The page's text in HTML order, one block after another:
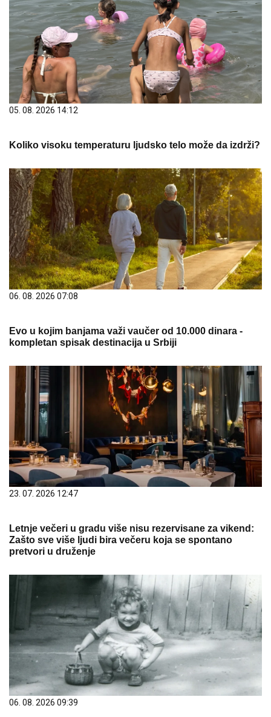
05. 08. 2026 14:12
Koliko visoku temperaturu ljudsko telo može da izdrži?
06. 08. 2026 07:08
Evo u kojim banjama važi vaučer od 10.000 dinara -
kompletan spisak destinacija u Srbiji
23. 07. 2026 12:47
Letnje večeri u gradu više nisu rezervisane za vikend:
Zašto sve više ljudi bira večeru koja se spontano
pretvori u druženje
06. 08. 2026 09:39